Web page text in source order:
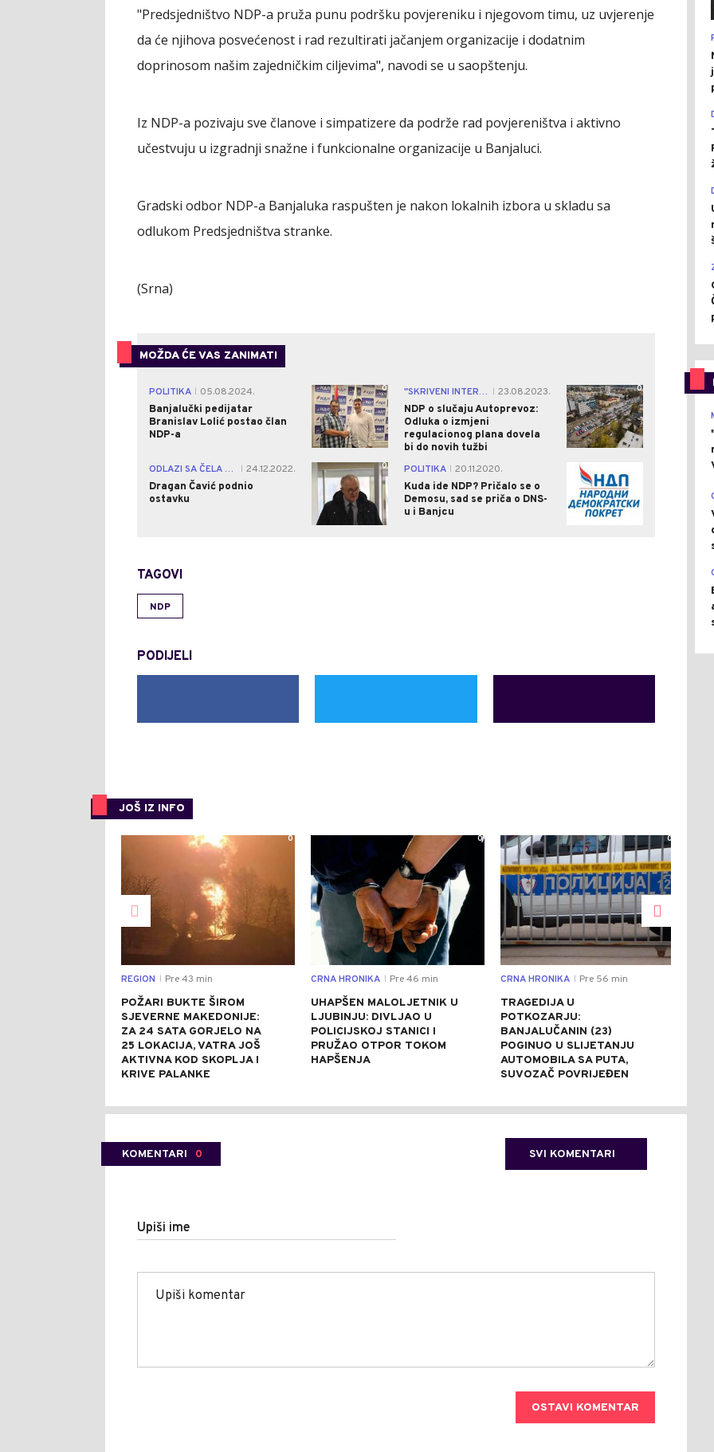
"Predsjedništvo NDP-a pruža punu podršku povjereniku i njegovom timu, uz uvjerenje
da će njihova posvećenost i rad rezultirati jačanjem organizacije i dodatnim
doprinosom našim zajedničkim ciljevima", navodi se u saopštenju.
Iz NDP-a pozivaju sve članove i simpatizere da podrže rad povjereništva i aktivno
učestvuju u izgradnji snažne i funkcionalne organizacije u Banjaluci.
Gradski odbor NDP-a Banjaluka raspušten je nakon lokalnih izbora u skladu sa
odlukom Predsjedništva stranke.
(Srna)
MOŽDA ĆE VAS ZANIMATI
POLITIKA
05.08.2024.
Banjalučki pedijatar
Branislav Lolić postao član
NDP-a
0 "SKRIVENI INTERESI"
23.08.2023.
NDP o slučaju Autoprevoz:
Odluka o izmjeni
regulacionog plana dovela
bi do novih tužbi
0
ODLAZI SA ČELA STRANKE
24.12.2022.
Dragan Čavić podnio
ostavku
0 POLITIKA
20.11.2020.
Kuda ide NDP? Pričalo se o
Demosu, sad se priča o DNS-
u i Banjcu
TAGOVI
NDP
PODIJELI
JOŠ IZ INFO
0
REGION Pre 43 min
POŽARI BUKTE ŠIROM
SJEVERNE MAKEDONIJE:
ZA 24 SATA GORJELO NA
25 LOKACIJA, VATRA JOŠ
AKTIVNA KOD SKOPLJA I
KRIVE PALANKE
0
CRNA HRONIKA Pre 46 min
UHAPŠEN MALOLJETNIK U
LJUBINJU: DIVLJAO U
POLICIJSKOJ STANICI I
PRUŽAO OTPOR TOKOM
HAPŠENJA
0
CRNA HRONIKA Pre 56 min
TRAGEDIJA U
POTKOZARJU:
BANJALUČANIN (23)
POGINUO U SLIJETANJU
AUTOMOBILA SA PUTA,
SUVOZAČ POVRIJEĐEN
KOMENTARI 0 SVI KOMENTARI
Upiši ime
OSTAVI KOMENTAR